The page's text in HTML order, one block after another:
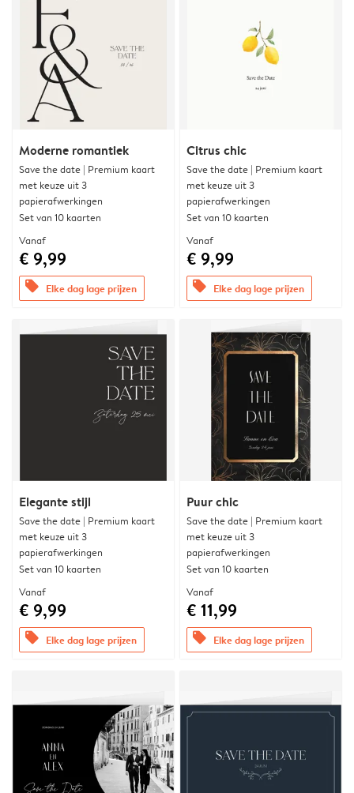
Moderne romantiek
Save the date | Premium kaart
met keuze uit 3
papierafwerkingen
Set van 10 kaarten
Vanaf
€ 9,99
offers Elke dag lage prijzen
Citrus chic
Save the date | Premium kaart
met keuze uit 3
papierafwerkingen
Set van 10 kaarten
Vanaf
€ 9,99
offers Elke dag lage prijzen
Elegante stijl
Save the date | Premium kaart
met keuze uit 3
papierafwerkingen
Set van 10 kaarten
Vanaf
€ 9,99
offers Elke dag lage prijzen
Puur chic
Save the date | Premium kaart
met keuze uit 3
papierafwerkingen
Set van 10 kaarten
Vanaf
€ 11,99
offers Elke dag lage prijzen